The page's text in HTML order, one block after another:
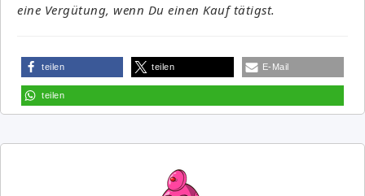
eine Vergütung, wenn Du einen Kauf tätigst.
teilen teilen E-Mail
teilen